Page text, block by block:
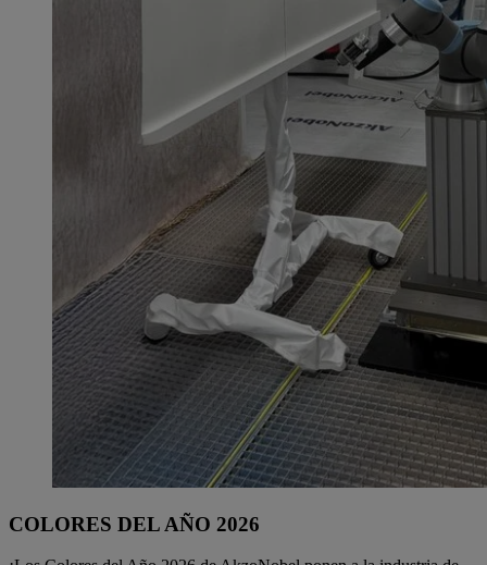
COLORES DEL AÑO 2026